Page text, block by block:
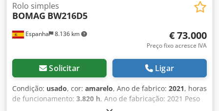
Espanha 8.136 km
Rolo simples
BOMAG BW216D5
€ 73.000
Preço fixo acresce IVA
Solicitar Ligar
Condição: usado, cor: amarelo, Ano de fabrico: 2021, horas
de funcionamento: 3.820 h, Ano de fabricação: 2021 Peso
vazio: 16.000 kg Dimensões (C x L x A): 622 x 230 x 299 cm